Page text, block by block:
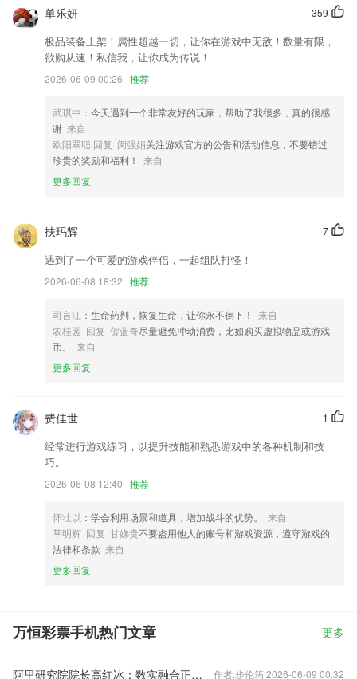
全球百万民宿短租公寓任你挑
新增节假日标示，节日价格及时改！批量设置周末价，省时又省力！
联系我们
进行打分评论，说出您的使用经历，以帮助我们更好的对产品进行优化修
359
单乐妍
极品装备上架！属性超越一切，让你在游戏中无敌！数量有限，
欲购从速！私信我，让你成为传说！
2026-06-09 00:26 推荐
武琪中 ：今天遇到一个非常友好的玩家，帮助了我很多，真的很感
谢 来自
欧阳翠聪 回复 闵强娟关注游戏官方的公告和活动信息，不要错过
珍贵的奖励和福利！
来自
更多回复
7
扶玛辉
遇到了一个可爱的游戏伴侣，一起组队打怪！
2026-06-08 18:32 推荐
司言江 ：生命药剂，恢复生命，让你永不倒下！
来自
农桂园 回复 贺蓝奇尽量避免冲动消费，比如购买虚拟物品或游戏
币。
来自
更多回复
1
费佳世
经常进行游戏练习，以提升技能和熟悉游戏中的各种机制和技
巧。
2026-06-08 12:40 推荐
怀壮以 ：学会利用场景和道具，增加战斗的优势。
来自
莘明辉 回复 甘娣贵不要盗用他人的账号和游戏资源，遵守游戏的
法律和条款 来自
更多回复
万恒彩票手机热门文章 更多
阿里研究院院长高红冰：数实融合正在迎来第三次浪潮 作者:步伦筠 2026-06-09 00:32